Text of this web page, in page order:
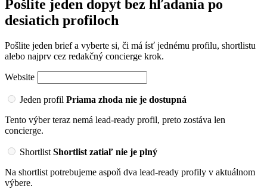
Pošlite jeden dopyt bez hľadania po
desiatich profiloch
Pošlite jeden brief a vyberte si, či má ísť jednému profilu, shortlistu
alebo najprv cez redakčný concierge krok.
Website
Jeden profil Priama zhoda nie je dostupná
Tento výber teraz nemá lead-ready profil, preto zostáva len
concierge.
Shortlist Shortlist zatiaľ nie je plný
Na shortlist potrebujeme aspoň dva lead-ready profily v aktuálnom
výbere.